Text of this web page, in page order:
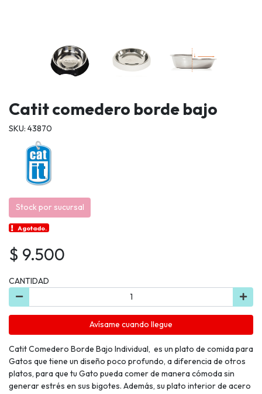
Catit comedero borde bajo
SKU: 43870
Stock por sucursal
Agotado.
$ 9.500
CANTIDAD
Avísame cuando llegue
Catit Comedero Borde Bajo Individual, es un plato de comida para
Gatos que tiene un diseño poco profundo, a diferencia de otros
platos, para que tu Gato pueda comer de manera cómoda sin
generar estrés en sus bigotes. Además, su plato interior de acero